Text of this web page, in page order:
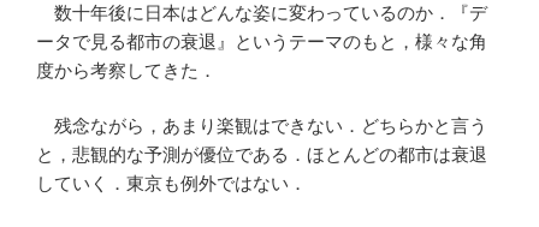
数十年後に日本はどんな姿に変わっているのか．『デ
ータで見る都市の衰退』というテーマのもと，様々な角
度から考察してきた．
残念ながら，あまり楽観はできない．どちらかと言う
と，悲観的な予測が優位である．ほとんどの都市は衰退
していく．東京も例外ではない．